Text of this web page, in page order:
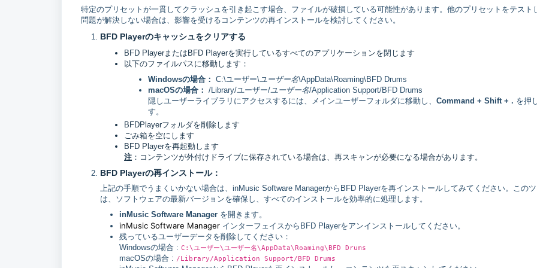
特定のプリセットが一貫してクラッシュを引き起こす場合、ファイルが破損している可能性があります。他のプリセットをテスト
問題が解決しない場合は、影響を受けるコンテンツの再インストールを検討してください。
BFD Playerのキャッシュをクリアする
BFD PlayerまたはBFD Playerを実行しているすべてのアプリケーションを閉じます
以下のファイルパスに移動します：
Windowsの場合： C:\ユーザー\ユーザー名\AppData\Roaming\BFD Drums
macOSの場合： /Library/ユーザー/ユーザー名/Application Support/BFD Drums
隠しユーザーライブラリにアクセスするには、メインユーザーフォルダに移動し、 Command + Shift + . を押
す。
BFDPlayerフォルダを削除します
ごみ箱を空にします
BFD Playerを再起動します
注 ：コンテンツが外付けドライブに保存されている場合は、再スキャンが必要になる場合があります。
BFD Playerの再インストール：
上記の手順でうまくいかない場合は、inMusic Software ManagerからBFD Playerを再インストールしてみてください。この
は、ソフトウェアの最新バージョンを確保し、すべてのインストールを効率的に処理します。
inMusic Software Manager を開きます。
inMusic Software Manager インターフェイスからBFD Playerをアンインストールしてください。
残っているユーザーデータを削除してください：
Windowsの場合 : C:\ユーザー\ユーザー名\AppData\Roaming\BFD Drums
macOSの場合 : /Library/Application Support/BFD Drums